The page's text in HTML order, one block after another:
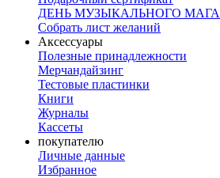
ДЕНЬ МУЗЫКАЛЬНОГО
Собрать лист желаний
Аксессуары
Полезные принадлежности
Мерчандайзинг
Тестовые пластинки
Книги
Журналы
Кассеты
покупателю
Личные данные
Избранное